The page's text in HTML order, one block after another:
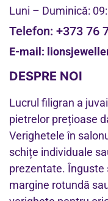
Luni – Duminică:
Telefon: +373 76
E-mail:
DESPRE NOI
Lucrul filigran a
pietrelor prețioase
Verighetele în
schițe individuale
prezentate. Înguste
margine rotundă